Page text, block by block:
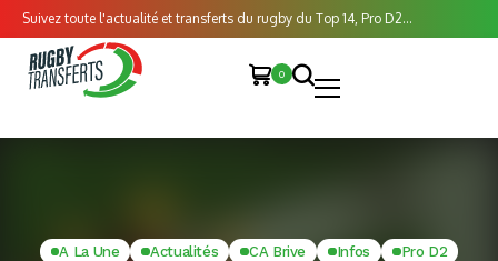
Suivez toute l'actualité et transferts du rugby du Top 14, Pro D2...
0
A La Une Actualités CA Brive Infos
Pro D2